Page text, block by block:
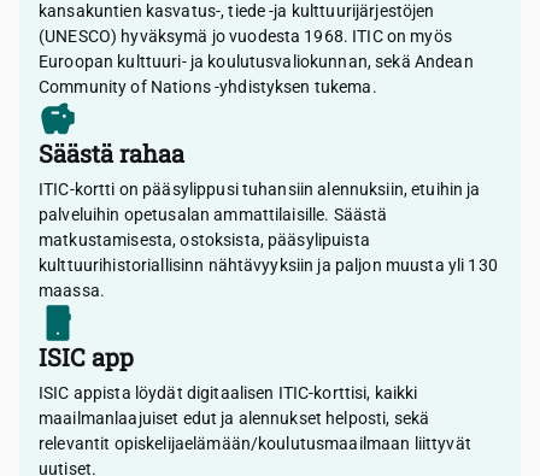
kansakuntien kasvatus-, tiede -ja kulttuurijärjestöjen
(UNESCO) hyväksymä jo vuodesta 1968. ITIC on myös
Euroopan kulttuuri- ja koulutusvaliokunnan, sekä Andean
Community of Nations -yhdistyksen tukema.
Säästä rahaa
ITIC-kortti on pääsylippusi tuhansiin alennuksiin, etuihin ja
palveluihin opetusalan ammattilaisille. Säästä
matkustamisesta, ostoksista, pääsylipuista
kulttuurihistoriallisinn nähtävyyksiin ja paljon muusta yli 130
maassa.
ISIC app
ISIC appista löydät digitaalisen ITIC-korttisi, kaikki
maailmanlaajuiset edut ja alennukset helposti, sekä
relevantit opiskelijaelämään/koulutusmaailmaan liittyvät
uutiset.